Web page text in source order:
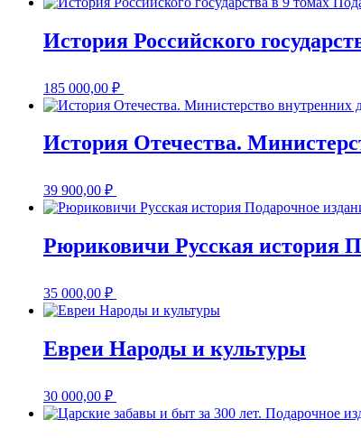
История Российского
185 000,00 ₽
История Отечества.
39 900,00 ₽
Рюриковичи Русская история
35 000,00 ₽
Евреи Народы и культуры
30 000,00 ₽